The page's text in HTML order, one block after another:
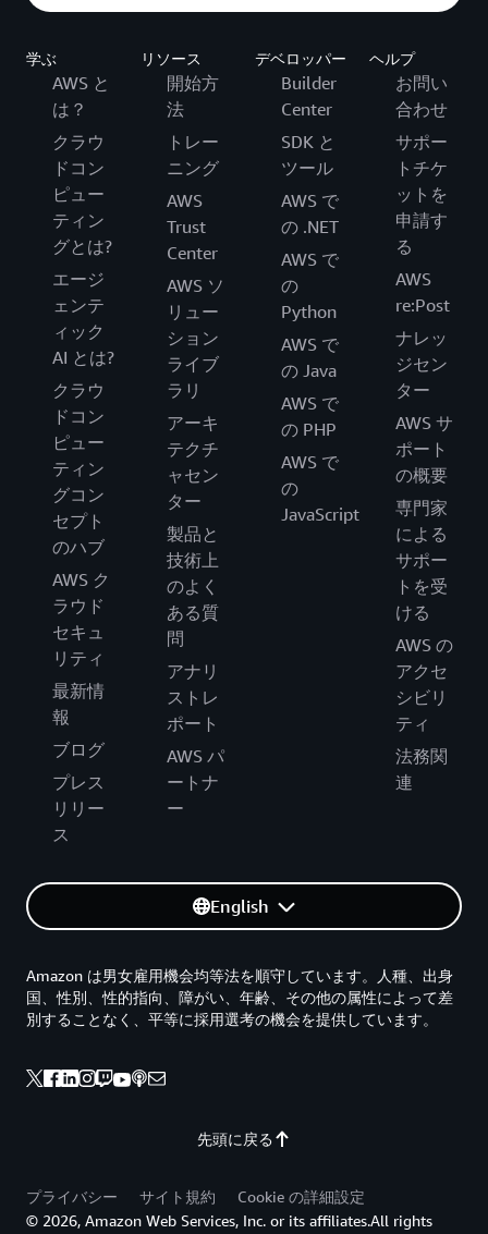
学ぶ
AWS と
は？
クラウ
ドコン
ピュー
ティン
グとは?
エージ
ェンテ
ィック
AI とは?
クラウ
ドコン
ピュー
ティン
グコン
セプト
のハブ
AWS ク
ラウド
セキュ
リティ
最新情
報
ブログ
プレス
リリー
ス
リソース
開始方
法
トレー
ニング
AWS
Trust
Center
AWS ソ
リュー
ション
ライブ
ラリ
アーキ
テクチ
ャセン
ター
製品と
技術上
のよく
ある質
問
アナリ
ストレ
ポート
AWS パ
ートナ
ー
デベロッパー
Builder
Center
SDK と
ツール
AWS で
の .NET
AWS で
の
Python
AWS で
の Java
AWS で
の PHP
AWS で
の
JavaScript
ヘルプ
お問い
合わせ
サポー
トチケ
ットを
申請す
る
AWS
re:Post
ナレッ
ジセン
ター
AWS サ
ポート
の概要
専門家
による
サポー
トを受
ける
AWS の
アクセ
シビリ
ティ
法務関
連
English
先頭に戻る
Amazon は男女雇用機会均等法を順守しています。人種、出身
国、性別、性的指向、障がい、年齢、その他の属性によって差
別することなく、平等に採用選考の機会を提供しています。
プライバシー サイト規約
Cookie の詳細設定
© 2026, Amazon Web Services, Inc. or its affiliates.All rights